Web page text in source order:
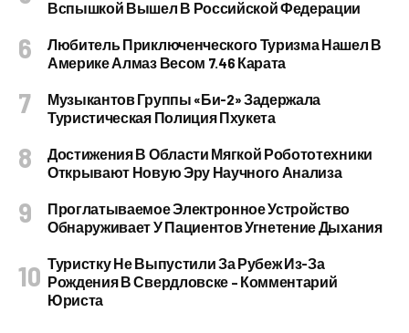
Вспышкой Вышел В Российской Федерации
Любитель Приключенческого Туризма Нашел В
Америке Алмаз Весом 7.46 Карата
Музыкантов Группы «Би-2» Задержала
Туристическая Полиция Пхукета
Достижения В Области Мягкой Робототехники
Открывают Новую Эру Научного Анализа
Проглатываемое Электронное Устройство
Обнаруживает У Пациентов Угнетение Дыхания
Туристку Не Выпустили За Рубеж Из-За
Рождения В Свердловске – Комментарий
Юриста